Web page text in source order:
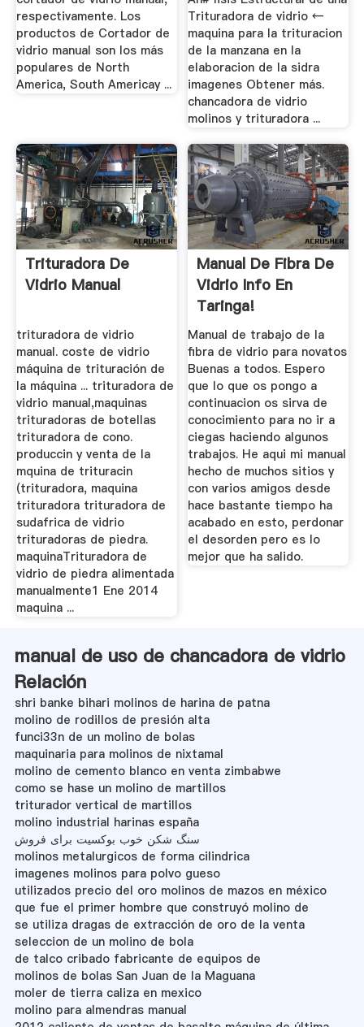
respectivamente. Los
productos de Cortador de
vidrio manual son los más
populares de North
America, South Americay ...
Trituradora de vidrio ←
maquina para la trituracion
de la manzana en la
elaboracion de la sidra
imagenes Obtener más.
chancadora de vidrio
molinos y trituradora ...
Trituradora De
Vidrio Manual
trituradora de vidrio
manual. coste de vidrio
máquina de trituración de
la máquina ... trituradora de
vidrio manual,maquinas
trituradoras de botellas
trituradora de cono.
produccin y venta de la
mquina de trituracin
(trituradora, maquina
trituradora trituradora de
sudafrica de vidrio
trituradoras de piedra.
maquinaTrituradora de
vidrio de piedra alimentada
manualmente1 Ene 2014
maquina ...
Manual De Fibra De
Vidrio Info En
Taringa!
Manual de trabajo de la
fibra de vidrio para novatos
Buenas a todos. Espero
que lo que os pongo a
continuacion os sirva de
conocimiento para no ir a
ciegas haciendo algunos
trabajos. He aqui mi manual
hecho de muchos sitios y
con varios amigos desde
hace bastante tiempo ha
acabado en esto, perdonar
el desorden pero es lo
mejor que ha salido.
manual de uso de chancadora de vidrio
Relación
shri banke bihari molinos de harina de patna
molino de rodillos de presión alta
funci33n de un molino de bolas
maquinaria para molinos de nixtamal
molino de cemento blanco en venta zimbabwe
como se hase un molino de martillos
triturador vertical de martillos
molino industrial harinas españa
سنگ شکن خوب بوکسیت برای فروش
molinos metalurgicos de forma cilindrica
imagenes molinos para polvo gueso
utilizados precio del oro molinos de mazos en méxico
que fue el primer hombre que construyó molino de
se utiliza dragas de extracción de oro de la venta
seleccion de un molino de bola
de talco cribado fabricante de equipos de
molinos de bolas San Juan de la Maguana
moler de tierra caliza en mexico
molino para almendras manual